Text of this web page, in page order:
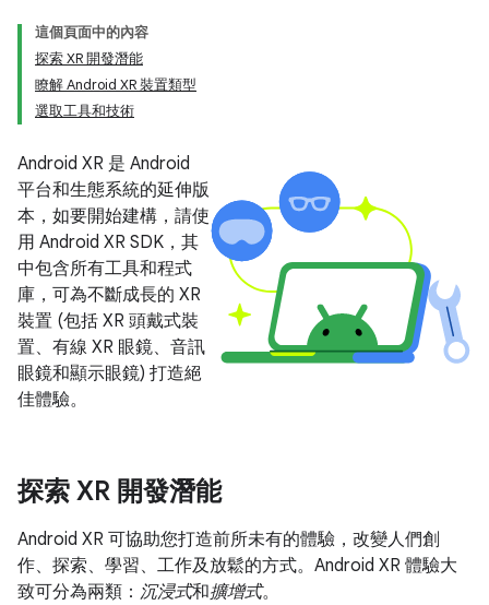
這個頁面中的內容
探索 XR 開發潛能
瞭解 Android XR 裝置類型
選取工具和技術
Android XR 是 Android
平台和生態系統的延伸版
本，如要開始建構，請使
用 Android XR SDK，其
中包含所有工具和程式
庫，可為不斷成長的 XR
裝置 (包括 XR 頭戴式裝
置、有線 XR 眼鏡、音訊
眼鏡和顯示眼鏡) 打造絕
佳體驗。
探索 XR 開發潛能
Android XR 可協助您打造前所未有的體驗，改變人們創
作、探索、學習、工作及放鬆的方式。Android XR 體驗大
致可分為兩類： 沉浸式和擴增式。